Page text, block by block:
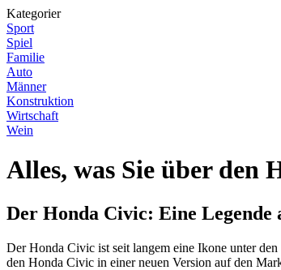
Kategorier
Sport
Spiel
Familie
Auto
Männer
Konstruktion
Wirtschaft
Wein
Alles, was Sie über den
Der Honda Civic: Eine Legende
Der Honda Civic ist seit langem eine Ikone unter
den Honda Civic in einer neuen Version auf den